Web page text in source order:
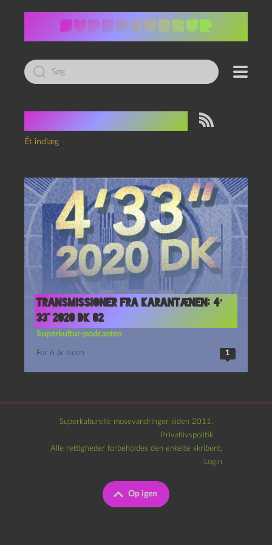
Led
efter:
Ét indlæg
Transmissioner fra karantænen: 4′
33” 2020 DK 02
Superkultur-podcasten
For 6 år siden 1
Superkulturelle mosevandringer siden 2011.
Privatlivspolitik
Op igen
Alle rettigheder forbeholdes den enkelte skribent.
Login